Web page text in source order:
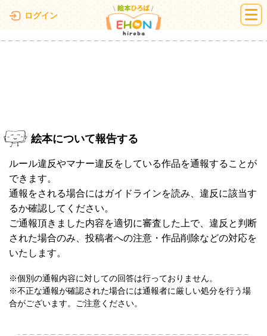
ログイン 絵本ひろば
絵本について報告する
ルール違反やマナー違反をしている作品を通報することが
できます。
通報をされる場合にはガイドラインを読み、違反に該当す
るか確認してください。
ご通報頂きました内容を適切に審査した上で、違反と判断
された場合のみ、投稿者への注意・作品削除などの対応を
いたします。
※個別の通報内容に対しての回答は行っておりません。
※不正な通報が確認された場合には通報者に厳しい処分を行う場
合がございます。ご注意ください。